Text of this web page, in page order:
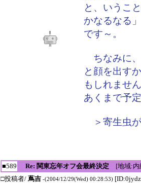
と、いうこ
かなるなる」
です～。
ちなみに、
と顔を出すか
もしれませ
あくまで予
＞寄生虫が
■589 Re: 関東忘年オフ会最終決定 [地域:内
□投稿者/ 蔦吉 -(2004/12/29(Wed) 00:28:53)